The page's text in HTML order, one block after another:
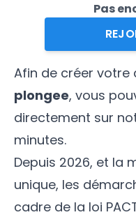
Pas
Afin de créer votre
plongee, vous
directement sur
minutes.
Depuis 2026, et la
unique, les
cadre de la loi